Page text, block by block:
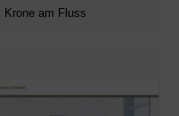
Krone am Fluss